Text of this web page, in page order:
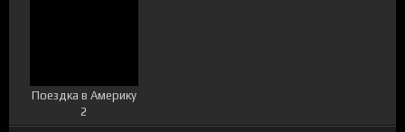
Поездка в Америку
2